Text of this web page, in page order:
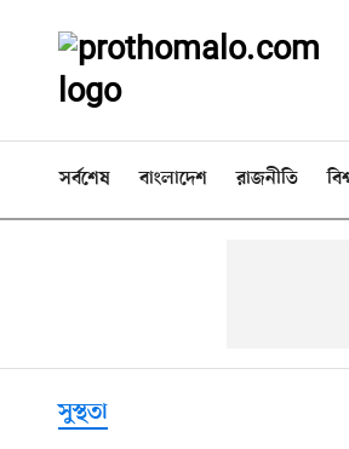
সর্বশেষ বাংলাদেশ রাজনীতি
সুস্থতা